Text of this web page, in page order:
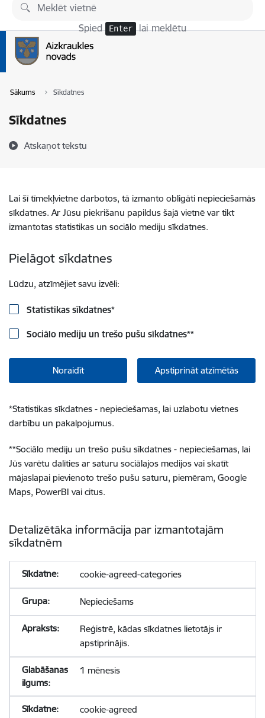
Pāriet uz lapas saturu
Spied Enter lai meklētu
Sākums Sīkdatnes
Sīkdatnes
Atskaņot tekstu
Lai šī tīmekļvietne darbotos, tā izmanto obligāti nepieciešamās
sīkdatnes. Ar Jūsu piekrišanu papildus šajā vietnē var tikt
izmantotas statistikas un sociālo mediju sīkdatnes.
Pielāgot sīkdatnes
Lūdzu, atzīmējiet savu izvēli:
Statistikas sīkdatnes*
Sociālo mediju un trešo pušu sīkdatnes**
Noraidīt Apstiprināt atzīmētās
*Statistikas sīkdatnes - nepieciešamas, lai uzlabotu vietnes
darbību un pakalpojumus.
**Sociālo mediju un trešo pušu sīkdatnes - nepieciešamas, lai
Jūs varētu dalīties ar saturu sociālajos medijos vai skatīt
mājaslapai pievienoto trešo pušu saturu, piemēram, Google
Maps, PowerBI vai citus.
Detalizētāka informācija par izmantotajām
sīkdatnēm
cookie-agreed-categories
Nepieciešams
Reģistrē, kādas sīkdatnes lietotājs ir
apstiprinājis.
1 mēnesis
cookie-agreed